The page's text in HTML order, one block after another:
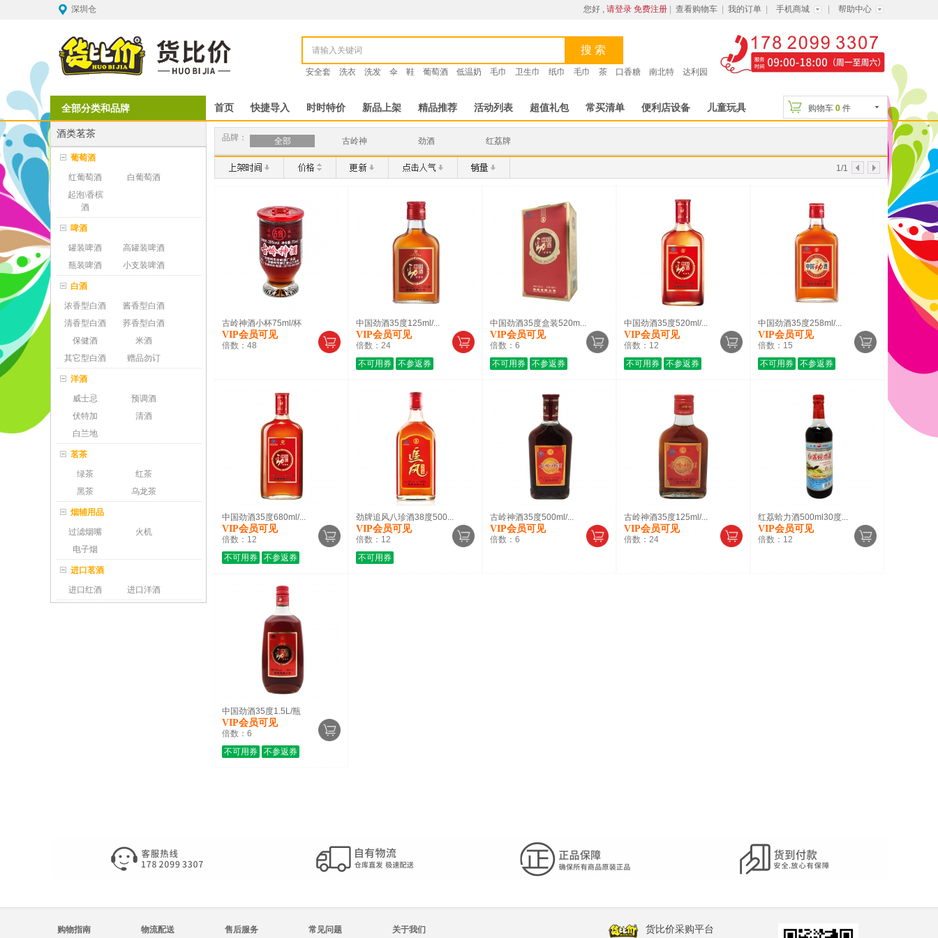
深圳仓 查看购物车 我的订单 手机商城 帮助中心
您好 , 请登录 免费注册
搜 索
安全套 洗衣 洗发 伞 鞋 葡萄酒 低温奶 毛巾 卫生巾 纸巾 毛巾 茶 口香糖 南北特 达利园
全部分类和品牌 首页 快捷导入 时时特价 新品上架 精品推荐 活动列表 超值礼包 常买清单 便利店设备 儿童玩具 购物车 0 件
酒类茗茶
葡萄酒
红葡萄酒
白葡萄酒
起泡\香槟
酒
啤酒
罐装啤酒
高罐装啤酒
瓶装啤酒
小支装啤酒
白酒
浓香型白酒
酱香型白酒
清香型白酒
荞香型白酒
保健酒
米酒
其它型白酒
赠品勿订
洋酒
威士忌
预调酒
伏特加
清酒
白兰地
茗茶
绿茶
红茶
黑茶
乌龙茶
烟辅用品
过滤烟嘴
火机
电子烟
进口茗酒
进口红酒
进口洋酒
品牌： 全部 古岭神 劲酒 红荔牌
1/1
古岭神酒小杯75ml/杯
VIP会员可见
倍数： 48
中国劲酒35度125ml/...
VIP会员可见
倍数： 24
不可用券
不参返券
中国劲酒35度盒装520m...
VIP会员可见
倍数： 6
不可用券
不参返券
中国劲酒35度520ml/...
VIP会员可见
倍数： 12
不可用券
不参返券
中国劲酒35度258ml/...
VIP会员可见
倍数： 15
不可用券
不参返券
中国劲酒35度680ml/...
VIP会员可见
倍数： 12
不可用券
不参返券
劲牌追风八珍酒38度500...
VIP会员可见
倍数： 12
不可用券
古岭神酒35度500ml/...
VIP会员可见
倍数： 6
古岭神酒35度125ml/...
VIP会员可见
倍数： 24
红荔蛤力酒500ml30度...
VIP会员可见
倍数： 12
中国劲酒35度1.5L/瓶
VIP会员可见
倍数： 6
不可用券
不参返券
购物指南 物流配送 售后服务 常见问题 关于我们 货比价采购平台